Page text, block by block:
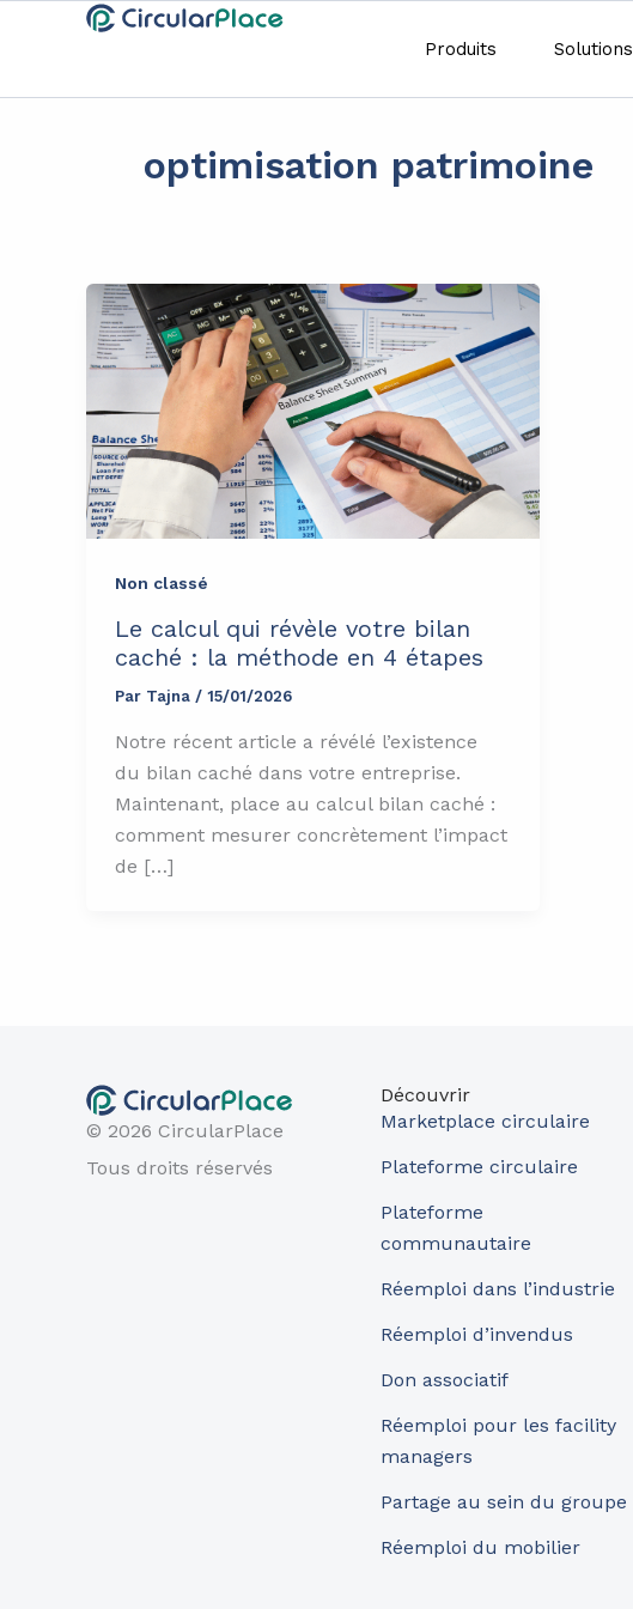
Produits Solutions
optimisation patrimoine
Non classé
Le calcul qui révèle votre bilan
caché : la méthode en 4 étapes
Par Tajna / 15/01/2026
Notre récent article a révélé l’existence
du bilan caché dans votre entreprise.
Maintenant, place au calcul bilan caché :
comment mesurer concrètement l’impact
de […]
© 2026 CircularPlace
Tous droits réservés
Découvrir
Marketplace circulaire
Plateforme circulaire
Plateforme
communautaire
Réemploi dans l’industrie
Réemploi d’invendus
Don associatif
Réemploi pour les facility
managers
Partage au sein du groupe
Réemploi du mobilier